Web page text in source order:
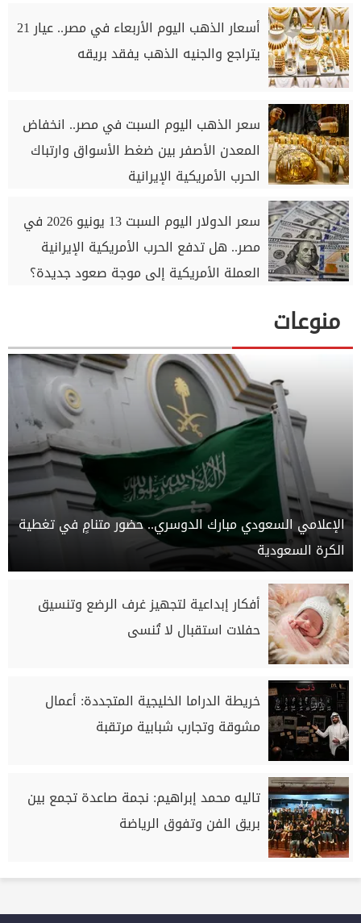
أسعار الذهب اليوم الأربعاء في مصر.. عيار 21
يتراجع والجنيه الذهب يفقد بريقه
سعر الذهب اليوم السبت في مصر.. انخفاض
المعدن الأصفر بين ضغط الأسواق وارتباك
الحرب الأمريكية الإيرانية
سعر الدولار اليوم السبت 13 يونيو 2026 في
مصر.. هل تدفع الحرب الأمريكية الإيرانية
العملة الأمريكية إلى موجة صعود جديدة؟
منوعات
الإعلامي السعودي مبارك الدوسري.. حضور متنامٍ في تغطية
الكرة السعودية
أفكار إبداعية لتجهيز غرف الرضع وتنسيق
حفلات استقبال لا تُنسى
خريطة الدراما الخليجية المتجددة: أعمال
مشوقة وتجارب شبابية مرتقبة
تاليه محمد إبراهيم: نجمة صاعدة تجمع بين
بريق الفن وتفوق الرياضة